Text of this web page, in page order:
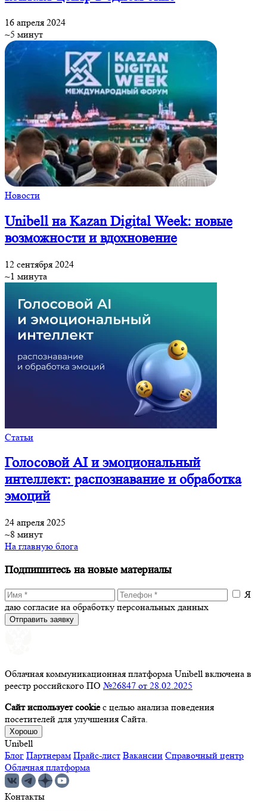
16 апреля 2024
~5 минут
Новости
Unibell на Kazan Digital Week: новые
возможности и вдохновение
12 сентября 2024
~1 минута
Статьи
Голосовой AI и эмоциональный
интеллект: распознавание и обработка
эмоций
24 апреля 2025
~8 минут
На главную блога
Подпишитесь на новые материалы
Я
даю согласие на обработку персональных данных
Отправить заявку
Облачная коммуникационная платформа Unibell включена в
реестр российского ПО №26847 от 28.02.2025
Сайт использует cookieс целью анализа поведения
посетителей для улучшения Сайта.
Хорошо
Unibell
Блог Партнерам Прайс-лист Вакансии Справочный центр
Облачная платформа
Контакты